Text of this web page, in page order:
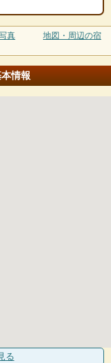
真 地図・周辺の宿
情報
る